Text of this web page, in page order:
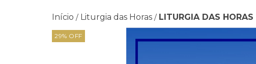
Início / Liturgia das Horas / LITURGIA DAS
29% OFF